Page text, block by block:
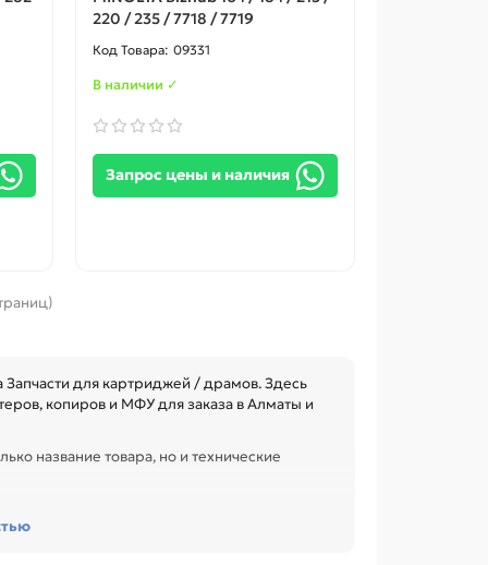
220 / 235 / 7718 / 7719
09331
В наличии ✓
Запрос цены и наличия
для картриджей / драмов. Здесь
копиров и МФУ для заказа в Алматы и
название товара, но и технические
сервисного центра или техники с